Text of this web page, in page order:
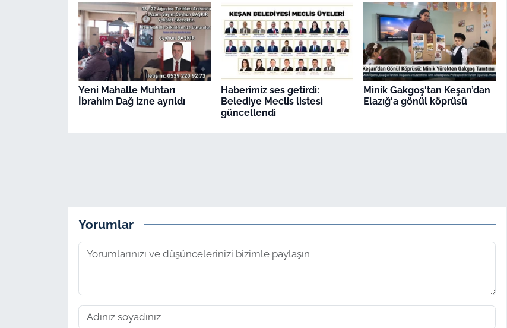
Yeni Mahalle Muhtarı
İbrahim Dağ izne ayrıldı
Haberimiz ses getirdi:
Belediye Meclis listesi
güncellendi
Minik Gakgoş'tan Keşan’dan
Elazığ'a gönül köprüsü
Yorumlar